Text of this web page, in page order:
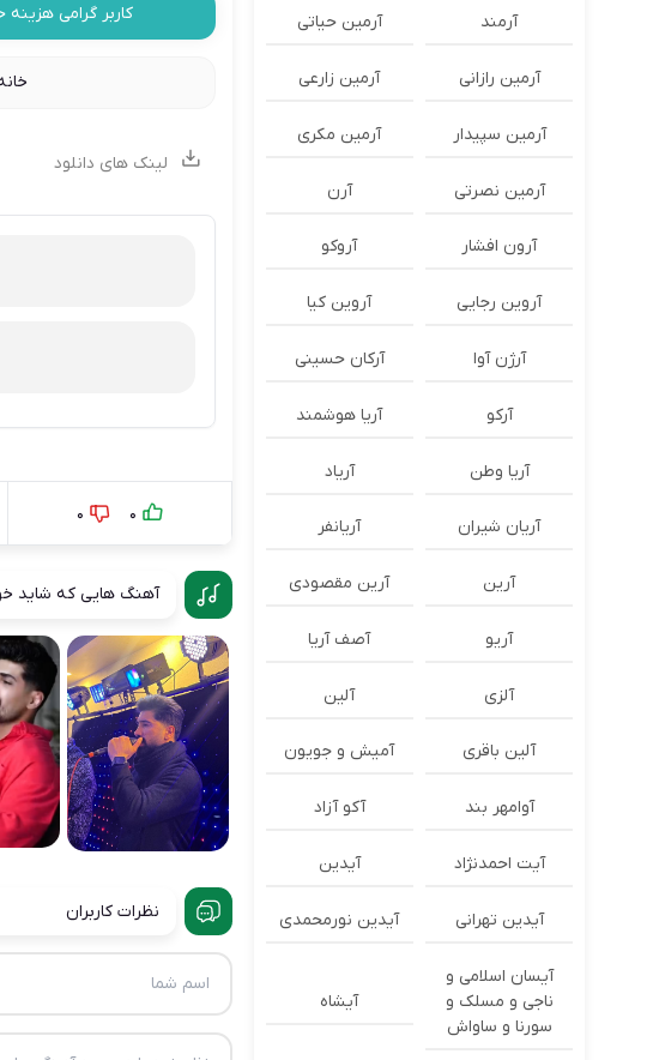
کاربر گرامی
لینک های دانلود
0
0
آهنگ هایی که شاید
نظرات کاربران
آرمند آرمین حیاتی
آرمین رازانی آرمین زارعی
آرمین سپیدار آرمین مکری
آرمین نصرتی آرن
آرون افشار آروکو
آروین رجایی آروین کیا
آرژن آوا آرکان حسینی
آرکو آریا هوشمند
آریا وطن آریاد
آریان شیران آریانفر
آرین آرین مقصودی
آریو آصف آریا
آلزی آلین
آلین باقری آمیش و جویون
آوامهر بند آکو آزاد
آیت احمدنژاد آیدین
آیدین تهرانی آیدین نورمحمدی
آیسان اسلامی و
ناجی و مسلک و
سورنا و ساواش
آیشاه